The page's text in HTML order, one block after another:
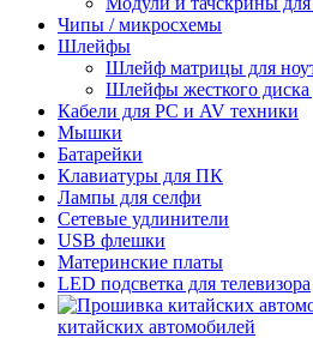
Чипы / микросхемы
Шлейфы
Шлейф матрицы для
Шлейфы жесткого диска
Кабели для PC и AV техники
Мышки
Батарейки
Клавиатуры для ПК
Лампы для селфи
Сетевые удлинители
USB флешки
Материнские платы
LED подсветка для телевизора
китайских автомобилей